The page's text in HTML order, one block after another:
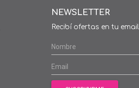
NEWSLETTER
Recibí ofertas en tu email